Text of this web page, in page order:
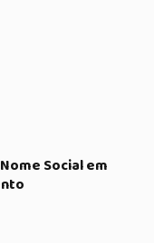
Social em